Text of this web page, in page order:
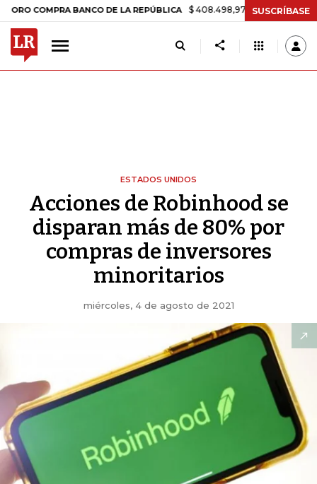
BANCO DE LA REPÚBLICA $ 408.498,97 +$ 8.753,81 +2,19%
SUSCRÍBASE
ESTADOS UNIDOS
Acciones de Robinhood se
disparan más de 80% por
compras de inversores
minoritarios
miércoles, 4 de agosto de 2021